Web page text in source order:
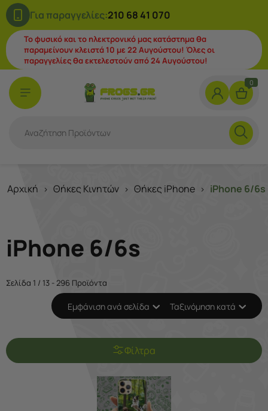
Για παραγγελίες:210 68 41 070
Το φυσικό και το ηλεκτρονικό μας κατάστημα θα
παραμείνουν κλειστά 10 με 22 Αυγούστου! Όλες οι
παραγγελίες θα εκτελεστούν από 24 Αυγούστου!
0
Αρχική > Θήκες Κινητών > Θήκες iPhone > iPhone 6/6s
iPhone 6/6s
Σελίδα 1 / 13 - 296 Προϊόντα
Εμφάνιση ανά σελίδα Ταξινόμηση κατά
Φίλτρα